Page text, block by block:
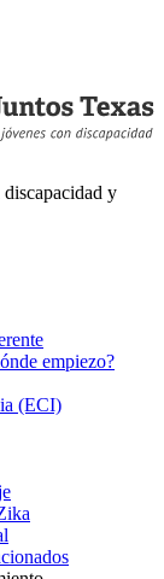
y
empiezo?
(ECI)